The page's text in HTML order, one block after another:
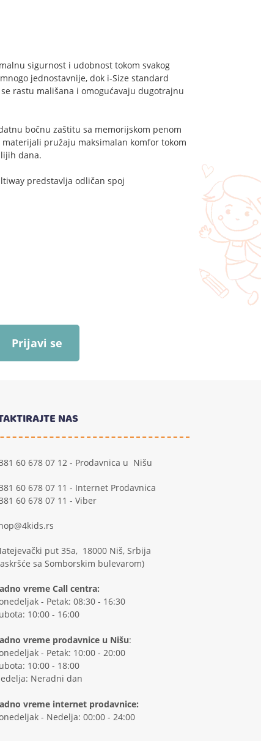
sigurnost i udobnost tokom svakog
jednostavnije, dok i-Size standard
rastu mališana i omogućavaju dugotrajnu
bočnu zaštitu sa memorijskom penom
pružaju maksimalan komfor tokom
dana.
predstavlja odličan spoj
Prijavi se
NAS
60 678 07 12 - Prodavnica u Nišu
60 678 07 11 - Internet Prodavnica
60 678 07 11 - Viber
put 35a, 18000 Niš, Srbija
sa Somborskim bulevarom)
vreme Call centra:
- Petak: 08:30 - 16:30
10:00 - 16:00
vreme prodavnice u Nišu:
- Petak: 10:00 - 20:00
10:00 - 18:00
Neradni dan
vreme internet prodavnice:
- Nedelja: 00:00 - 24:00